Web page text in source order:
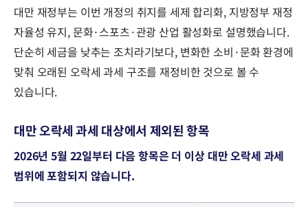
대만 재정부는 이번 개정의 취지를 세제 합리화, 지방정부 재정
자율성 유지, 문화·스포츠·관광 산업 활성화로 설명했습니다.
단순히 세금을 낮추는 조치라기보다, 변화한 소비·문화 환경에
맞춰 오래된 오락세 과세 구조를 재정비한 것으로 볼 수
있습니다.
대만 오락세 과세 대상에서 제외된 항목
2026년 5월 22일부터 다음 항목은 더 이상 대만 오락세 과세
범위에 포함되지 않습니다.